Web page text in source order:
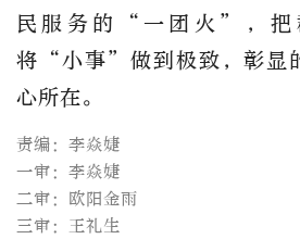
民服务的“一团火”，把
将“小事”做到极致，彰显
心所在。
责编：李焱婕
一审：李焱婕
二审：欧阳金雨
三审：王礼生